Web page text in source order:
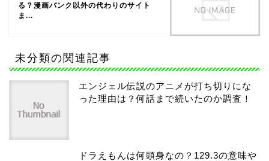
る？漫画バンク以外の代わりのサイト
ま...
未分類の関連記事
エンジェル伝説のアニメが打ち切りにな
った理由は？何話まで続いたのか調査！
ドラえもんは何頭身なの？129.3の意味や